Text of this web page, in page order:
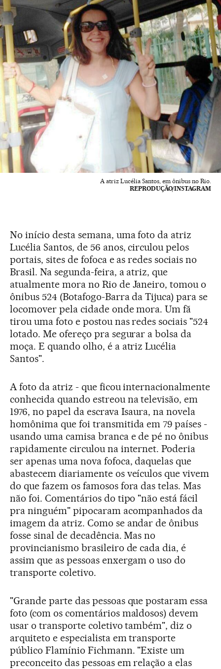
A atriz Lucélia Santos, em ônibus no Rio.
REPRODUÇÃO/INSTAGRAM
No início desta semana, uma foto da atriz
Lucélia Santos, de 56 anos, circulou pelos
portais, sites de fofoca e as redes sociais no
Brasil. Na segunda-feira, a atriz, que
atualmente mora no Rio de Janeiro, tomou o
ônibus 524 (Botafogo-Barra da Tijuca) para se
locomover pela cidade onde mora. Um fã
tirou uma foto e postou nas redes sociais "524
lotado. Me ofereço pra segurar a bolsa da
moça. E quando olho, é a atriz Lucélia
Santos".
A foto da atriz - que ficou internacionalmente
conhecida quando estreou na televisão, em
1976, no papel da escrava Isaura, na novela
homônima que foi transmitida em 79 países -
usando uma camisa branca e de pé no ônibus
rapidamente circulou na internet. Poderia
ser apenas uma nova fofoca, daquelas que
abastecem diariamente os veículos que vivem
do que fazem os famosos fora das telas. Mas
não foi. Comentários do tipo "não está fácil
pra ninguém" pipocaram acompanhados da
imagem da atriz. Como se andar de ônibus
fosse sinal de decadência. Mas no
provincianismo brasileiro de cada dia, é
assim que as pessoas enxergam o uso do
transporte coletivo.
"Grande parte das pessoas que postaram essa
foto (com os comentários maldosos) devem
usar o transporte coletivo também", diz o
arquiteto e especialista em transporte
público Flamínio Fichmann. "Existe um
preconceito das pessoas em relação a elas